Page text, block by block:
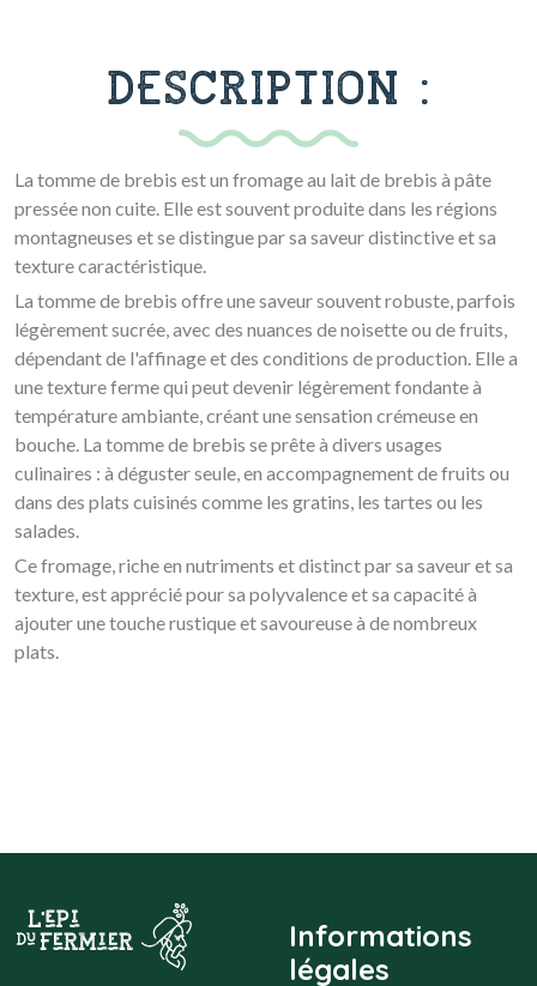
DESCRIPTION :
La tomme de brebis est un fromage au lait de brebis à pâte
pressée non cuite. Elle est souvent produite dans les régions
montagneuses et se distingue par sa saveur distinctive et sa
texture caractéristique.
La tomme de brebis offre une saveur souvent robuste, parfois
légèrement sucrée, avec des nuances de noisette ou de fruits,
dépendant de l'affinage et des conditions de production. Elle a
une texture ferme qui peut devenir légèrement fondante à
température ambiante, créant une sensation crémeuse en
bouche. La tomme de brebis se prête à divers usages
culinaires : à déguster seule, en accompagnement de fruits ou
dans des plats cuisinés comme les gratins, les tartes ou les
salades.
Ce fromage, riche en nutriments et distinct par sa saveur et sa
texture, est apprécié pour sa polyvalence et sa capacité à
ajouter une touche rustique et savoureuse à de nombreux
plats.
Informations
légales